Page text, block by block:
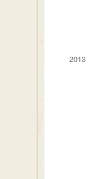
2013